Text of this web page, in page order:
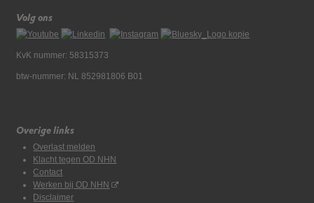
Volg ons
KvK nummer: 58315373
btw-nummer: NL 852981806 B01
Overige links
Overlast melden
Klacht tegen OD NHN
Contact
Werken bij OD NHN
Disclaimer